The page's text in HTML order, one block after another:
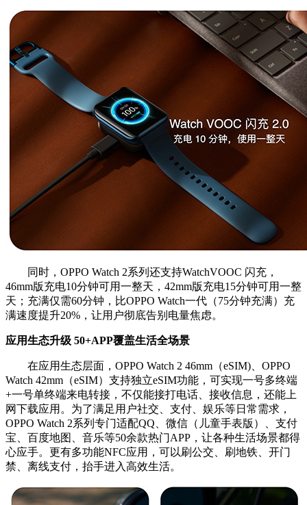
同时，OPPO Watch 2系列还支持WatchVOOC 闪充，
46mm版充电10分钟可用一整天，42mm版充电15分钟可用一整
天；充满仅需60分钟，比OPPO Watch一代（75分钟充满）充
满速度提升20%，让用户彻底告别电量焦虑。
应用生态升级 50+APP覆盖生活全场景
在应用生态层面，OPPO Watch 2 46mm（eSIM)、OPPO
Watch 42mm（eSIM）支持独立eSIM功能，可实现一号多终端
+一号单终端来电转接，不仅能接打电话、接收信息，还能上
网下载应用。为了满足用户社交、支付、娱乐等日常需求，
OPPO Watch 2系列专门适配QQ、微信（儿童手表版）、支付
宝、百度地图、音乐等50余款热门APP，让各种生活场景都得
心应手。更有多功能NFC应用，可以刷公交、刷地铁、开门
禁、离线支付，抬手进入高效生活。